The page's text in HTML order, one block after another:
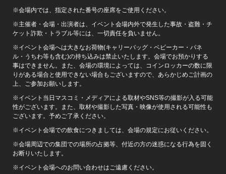
※会場内では、指定された番号の座席をご使用ください。
※主催者・会場・出演者は、イベント会場内外で発生した事故・盗難・チ
ケット詐欺・トラブル等には、一切責任を負いません。
※イベント会場へは大きなお荷物(キャリーバッグ・ベビーカー・パネ
ル・うちわ等も含む)の持ち込みは禁止いたします。会場でお預かりする
事はできません。また、会場の環境によっては、コインロッカーの数に限
りがある場合と使用できない場合もございますので、あらかじめご計画の
上、ご参加お願いします。
※イベント当日マスコミ・メディアによる取材やSNS等の撮影が入る可能
性がございます。また、取材や撮影した写真・映像が使用される可能性も
ございます。予めご了承ください。
※イベント会場での飲食につきましては、会場の規定にお従いください。
※会場周辺での集団での場所の占拠等、付近の方の迷惑になる行為を固く
お断りいたします。
※イベント会場へのお問い合わせはご遠慮ください。